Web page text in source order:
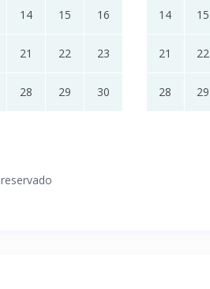
14 15 16
21 22 23
28 29 30
14 15
21 22
28 29
reservado